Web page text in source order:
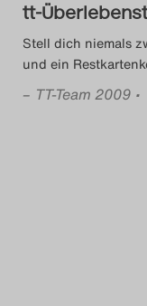
tt-
Stell dich niemals
und ein
– TT-Team 2009